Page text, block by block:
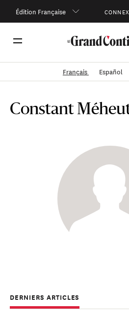
Édition Française
Français Español
Constant
DERNIERS ARTICLES